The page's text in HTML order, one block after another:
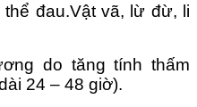
đau.Vật vã, lừ đừ, li
do tăng tính thấm
24 – 48 giờ).